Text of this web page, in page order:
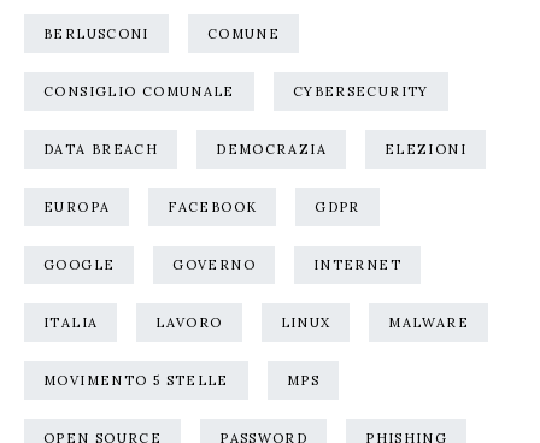
BERLUSCONI COMUNE
CONSIGLIO COMUNALE CYBERSECURITY
DATA BREACH DEMOCRAZIA ELEZIONI
EUROPA FACEBOOK GDPR
GOOGLE GOVERNO INTERNET
ITALIA LAVORO LINUX MALWARE
MOVIMENTO 5 STELLE MPS
OPEN SOURCE PASSWORD PHISHING